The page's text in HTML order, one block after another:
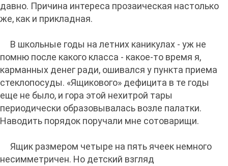
давно. Причина интереса прозаическая настолько
же, как и прикладная.
В школьные годы на летних каникулах - уж не
помню после какого класса - какое-то время я,
карманных денег ради, ошивался у пункта приема
стеклопосуды. «Ящикового» дефицита в те годы
еще не было, и гора этой нехитрой тары
периодически образовывалась возле палатки.
Наводить порядок поручали мне сотоварищи.
Ящик размером четыре на пять ячеек немного
несимметричен. Но детский взгляд